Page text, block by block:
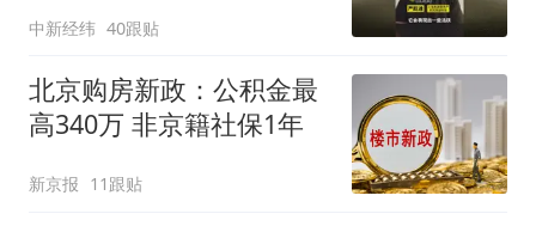
中新经纬 40跟贴
北京购房新政：公积金最
高340万 非京籍社保1年
新京报 11跟贴